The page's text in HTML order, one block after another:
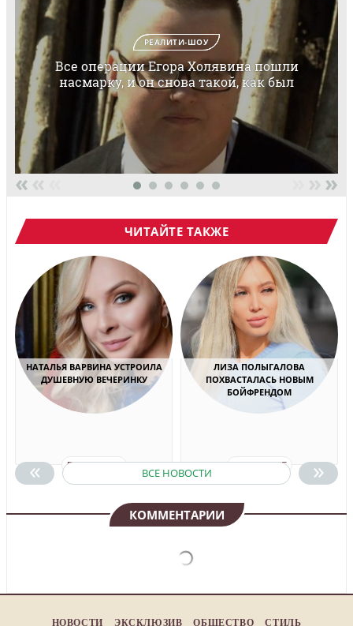
РЕАЛИТИ-ШОУ
Все операции Егора Холявина пошли
насмарку, и он снова такой, как был
««« »»»
ЧИТАЙТЕ ТАКЖЕ
« »
НАТАЛЬЯ ВАРВИНА УСТРОИЛА
ДУШЕВНУЮ ВЕЧЕРИНКУ
ПОДРОБНЕЕ
ЛИЗА ПОЛЫГАЛОВА
ПОХВАСТАЛАСЬ НОВЫМ
БОЙФРЕНДОМ
ПОДРОБНЕЕ
ВСЕ НОВОСТИ
КОММЕНТАРИИ
НОВОСТИ ЭКСКЛЮЗИВ ОБЩЕСТВО СТИЛЬ